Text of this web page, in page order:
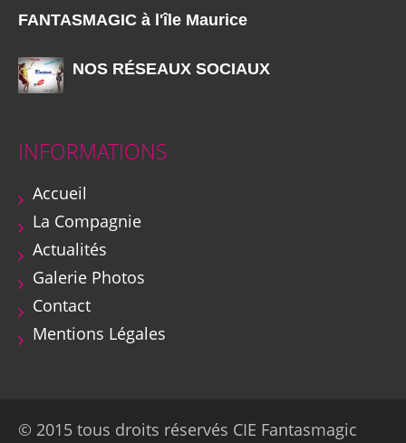
FANTASMAGIC à l'île Maurice
NOS RÉSEAUX SOCIAUX
INFORMATIONS
Accueil
La Compagnie
Actualités
Galerie Photos
Contact
Mentions Légales
© 2015 tous droits réservés CIE Fantasmagic